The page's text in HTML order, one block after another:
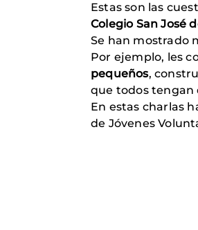
Estas son las
Colegio San José
Se han mostrado
Por ejemplo, les
pequeños,
que todos tengan
En estas charlas
de Jóvenes